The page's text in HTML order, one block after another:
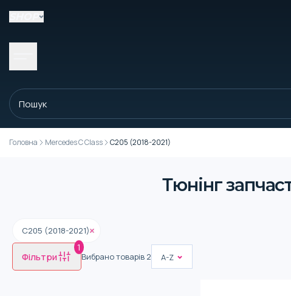
Головна Mercedes C Class C205 (2018-2021)
Тюнінг
C205 (2018-2021)
Фільтри
1
Вибрано товарів 2 A-Z